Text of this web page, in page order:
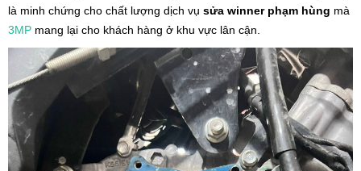
là minh chứng cho chất lượng dịch vụ sửa winner phạm hùng mà
3MP mang lại cho khách hàng ở khu vực lân cận.